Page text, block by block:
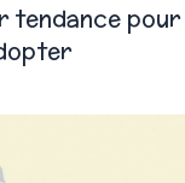
tendance pour